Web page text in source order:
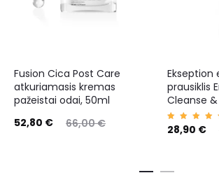
Fusion Cica Post Care
atkuriamasis kremas
pažeistai odai, 50ml
66,00€
52,80 €
Ekseption
prausiklis
Cleanse
Įvertin
imas:
28,90 €